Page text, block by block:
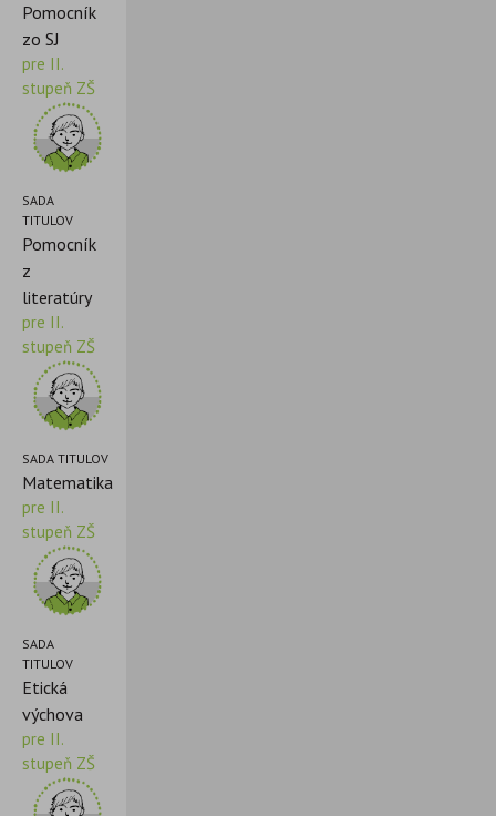
Pomocník
zo SJ
pre II.
stupeň ZŠ
SADA
TITULOV
Pomocník
z
literatúry
pre II.
stupeň ZŠ
SADA TITULOV
Matematika
pre II.
stupeň ZŠ
SADA
TITULOV
Etická
výchova
pre II.
stupeň ZŠ